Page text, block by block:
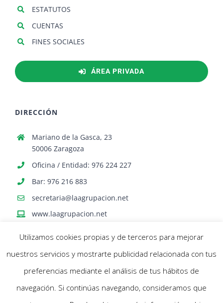
ESTATUTOS
CUENTAS
FINES SOCIALES
ÁREA PRIVADA
DIRECCIÓN
Mariano de la Gasca, 23
50006 Zaragoza
Oficina / Entidad: 976 224 227
Bar: 976 216 883
secretaria@laagrupacion.net
www.laagrupacion.net
© Agrupación Artística Aragonesa | Todos los derechos reservados |
Utilizamos cookies propias y de terceros para mejorar
nuestros servicios y mostrarte publicidad relacionada con tus
preferencias mediante el análisis de tus hábitos de
navegación. Si continúas navegando, consideramos que